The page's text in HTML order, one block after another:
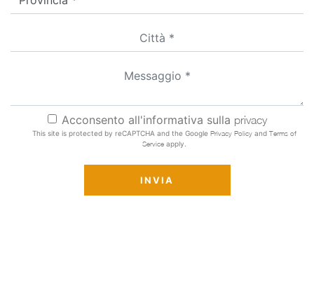
Acconsento all'informativa sulla privacy
This site is protected by reCAPTCHA and the Google Privacy Policyand Terms of
Serviceapply.
INVIA